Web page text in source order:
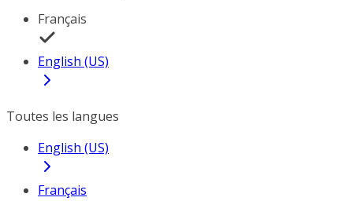
Français
English (US)
Toutes les langues
English (US)
Français